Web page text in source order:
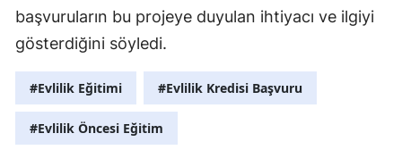
Iğdır
Karabük
başvuruların bu projeye duyulan ihtiyacı ve ilgiyi
gösterdiğini söyledi.
#Evlilik Eğitimi #Evlilik Kredisi Başvuru
#Evlilik Öncesi Eğitim